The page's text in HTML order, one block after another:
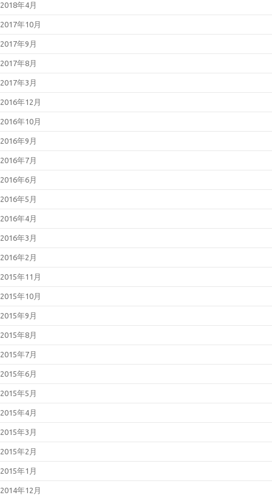
2018年4月
2017年10月
2017年9月
2017年8月
2017年3月
2016年12月
2016年10月
2016年9月
2016年7月
2016年6月
2016年5月
2016年4月
2016年3月
2016年2月
2015年11月
2015年10月
2015年9月
2015年8月
2015年7月
2015年6月
2015年5月
2015年4月
2015年3月
2015年2月
2015年1月
2014年12月